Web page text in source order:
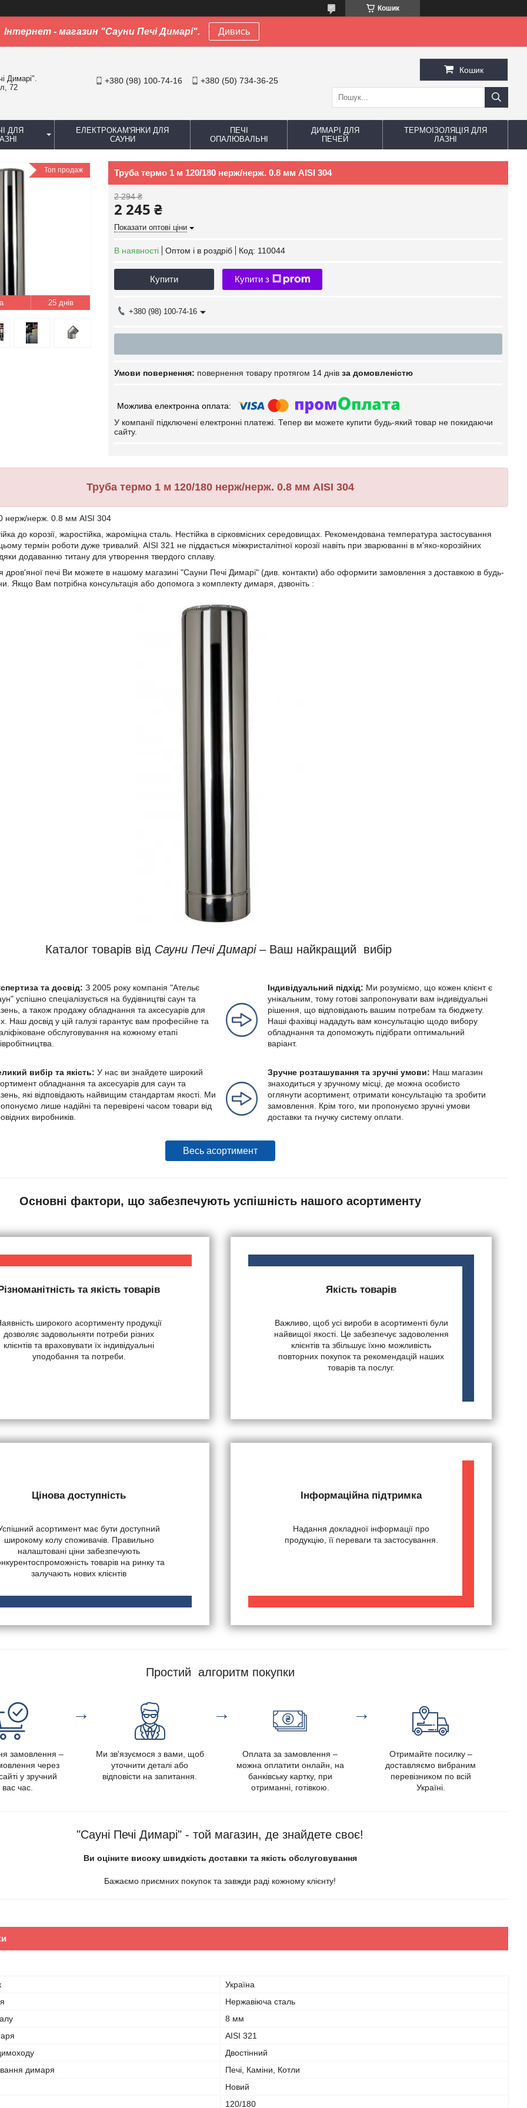
Кошик
Інтернет - магазин "Сауни Печі Димарі". Дивись
Димарі".
72
+380 (98) 100-74-16 +380 (50) 734-36-25
Кошик
ДЛЯ
ЕЛЕКТРОКАМ'ЯНКИ ДЛЯ
САУНИ
ПЕЧІ
ОПАЛЮВАЛЬНІ
ДИМАРІ ДЛЯ
ПЕЧЕЙ
ТЕРМОІЗОЛЯЦІЯ ДЛЯ
ЛАЗНІ
25 днів
Топ продаж Труба термо 1 м 120/180 нерж/нерж. 0.8 мм AISI 304
2 294 ₴
2 245 ₴
Показати оптові ціни
В наявності Оптом і в роздріб Код: 110044
Купити Купити з
+380 (98) 100-74-16
повернення товару протягом 14 днів за домовленістю
У компанії підключені електронні платежі. Тепер ви можете купити будь-який товар не покидаючи
сайту.
Труба термо 1 м 120/180 нерж/нерж. 0.8 мм AISI 304
нерж/нерж. 0.8 мм AISI 304
до корозії, жаростійка, жароміцна сталь. Нестійка в сірковмісних середовищах. Рекомендована температура застосування
термін роботи дуже тривалий. AISI 321 не піддається міжкристалітної корозії навіть при зварюванні в м'яко-корозійних
додаванню титану для утворення твердого сплаву.
дров'яної печі Ви можете в нашому магазині "Сауни Печі Димарі" (див. контакти) або оформити замовлення з доставкою в будь-
Якщо Вам потрібна консультація або допомога з комплекту димаря, дзвоніть :
Каталог товарів від Сауни Печі Димарі– Ваш найкращий вибір
та досвід: З 2005 року компанія "Ательє
успішно спеціалізується на будівництві саун та
а також продажу обладнання та аксесуарів для
Наш досвід у цій галузі гарантує вам професійне та
обслуговування на кожному етапі
вибір та якість: У нас ви знайдете широкий
обладнання та аксесуарів для саун та
які відповідають найвищим стандартам якості. Ми
лише надійні та перевірені часом товари від
виробників.
Індивідуальний підхід: Ми розуміємо, що кожен клієнт є
унікальним, тому готові запропонувати вам індивідуальні
рішення, що відповідають вашим потребам та бюджету.
Наші фахівці нададуть вам консультацію щодо вибору
обладнання та допоможуть підібрати оптимальний
варіант.
Зручне розташування та зручні умови: Наш магазин
знаходиться у зручному місці, де можна особисто
оглянути асортимент, отримати консультацію та зробити
замовлення. Крім того, ми пропонуємо зручні умови
доставки та гнучку систему оплати.
Весь асортимент
Основні фактори, що забезпечують успішність нашого асортименту
та якість товарів
широкого асортименту продукції
дозволяє задовольняти потреби різних
клієнтів та враховувати їх індивідуальні
уподобання та потреби.
Якість товарів
Важливо, щоб усі вироби в асортименті були
найвищої якості. Це забезпечує задоволення
клієнтів та збільшує їхню можливість
повторних покупок та рекомендацій наших
товарів та послуг.
Цінова доступність
асортимент має бути доступний
широкому колу споживачів. Правильно
налаштовані ціни забезпечують
товарів на ринку та
залучають нових клієнтів
Інформаційна підтримка
Надання докладної інформації про
продукцію, її переваги та застосування.
Простий алгоритм покупки
замовлення –
через
у зручний
час.
→
Ми зв'язуємося з вами, щоб
уточнити деталі або
відповісти на запитання.
→
Оплата за замовлення –
можна оплатити онлайн, на
банківську картку, при
отриманні, готівкою.
→
Отримайте посилку –
доставляємо вибраним
перевізником по всій
Україні.
"Сауні Печі Димарі" - той магазин, де знайдете своє!
Ви оціните високу швидкість доставки та якість обслуговування
Бажаємо приємних покупок та завжди раді кожному клієнту!
Україна
Нержавіюча сталь
8 мм
AISI 321
Двостінний
димаря
Печі, Каміни, Котли
Новий
120/180